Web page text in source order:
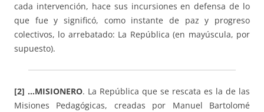
cada intervención, hace sus incursiones en defensa de lo
que fue y significó, como instante de paz y progreso
colectivos, lo arrebatado: La República (en mayúscula, por
supuesto).
[2] …MISIONERO. La República que se rescata es la de las
Misiones Pedagógicas, creadas por Manuel Bartolomé